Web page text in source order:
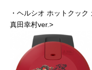
・ヘルシオ ホットクッ
真田幸村ver.>